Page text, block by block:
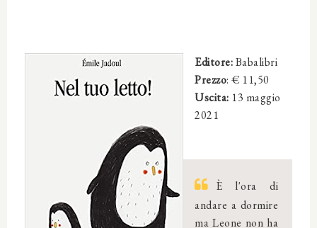
Editore:Babalibri
Prezzo: € 11,50
Uscita: 13 maggio
2021
È l'ora di
andare a dormire
ma Leone non ha